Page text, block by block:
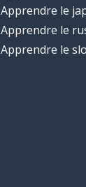
Apprendre le
Apprendre le
Apprendre le